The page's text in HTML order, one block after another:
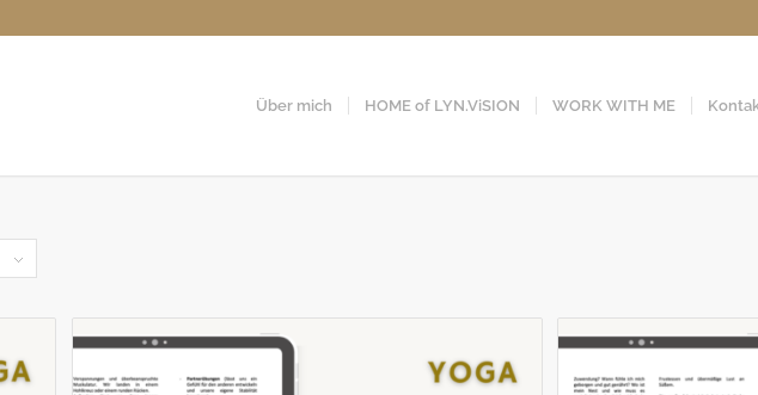
Über mich HOME of LYN.ViSION WORK WITH ME